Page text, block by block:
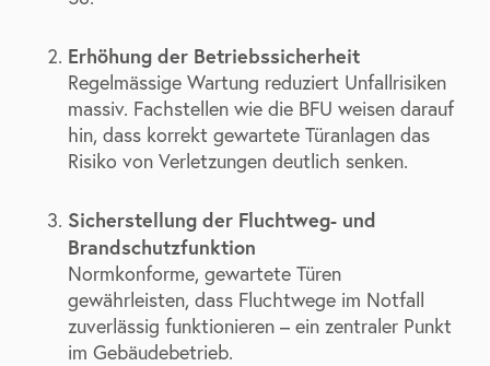
Erhöhung der Betriebssicherheit
Regelmässige Wartung reduziert Unfallrisiken
massiv. Fachstellen wie die BFU weisen darauf
hin, dass korrekt gewartete Türanlagen das
Risiko von Verletzungen deutlich senken.
Sicherstellung der Fluchtweg- und
Brandschutzfunktion
Normkonforme, gewartete Türen
gewährleisten, dass Fluchtwege im Notfall
zuverlässig funktionieren – ein zentraler Punkt
im Gebäudebetrieb.